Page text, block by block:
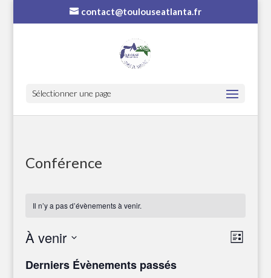
contact@toulouseatlanta.fr
Sélectionner une page
Conférence
Il n’y a pas d’évènements à venir.
de
Liste
À venir
une
Derniers Évènements passés